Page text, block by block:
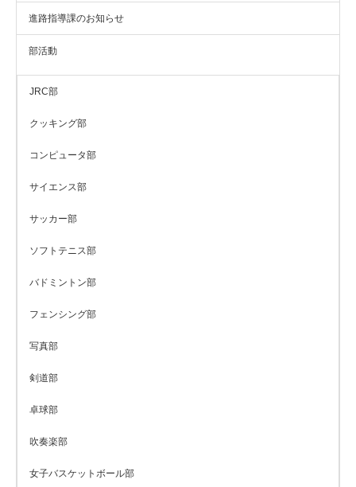
進路指導課のお知らせ
部活動
JRC部
クッキング部
コンピュータ部
サイエンス部
サッカー部
ソフトテニス部
バドミントン部
フェンシング部
写真部
剣道部
卓球部
吹奏楽部
女子バスケットボール部